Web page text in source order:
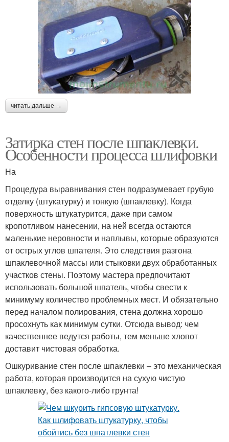
читать дальше →
Затирка стен после шпаклевки.
Особенности процесса шлифовки
На
Процедура выравнивания стен подразумевает грубую
отделку (штукатурку) и тонкую (шпаклевку). Когда
поверхность штукатурится, даже при самом
кропотливом нанесении, на ней всегда остаются
маленькие неровности и наплывы, которые образуются
от острых углов шпателя. Это следствия разгона
шпаклевочной массы или стыковки двух обработанных
участков стены. Поэтому мастера предпочитают
использовать большой шпатель, чтобы свести к
минимуму количество проблемных мест. И обязательно
перед началом полирования, стена должна хорошо
просохнуть как минимум сутки. Отсюда вывод: чем
качественнее ведутся работы, тем меньше хлопот
доставит чистовая обработка.
Ошкуривание стен после шпаклевки – это механическая
работа, которая производится на сухую чистую
шпаклевку, без какого-либо грунта!